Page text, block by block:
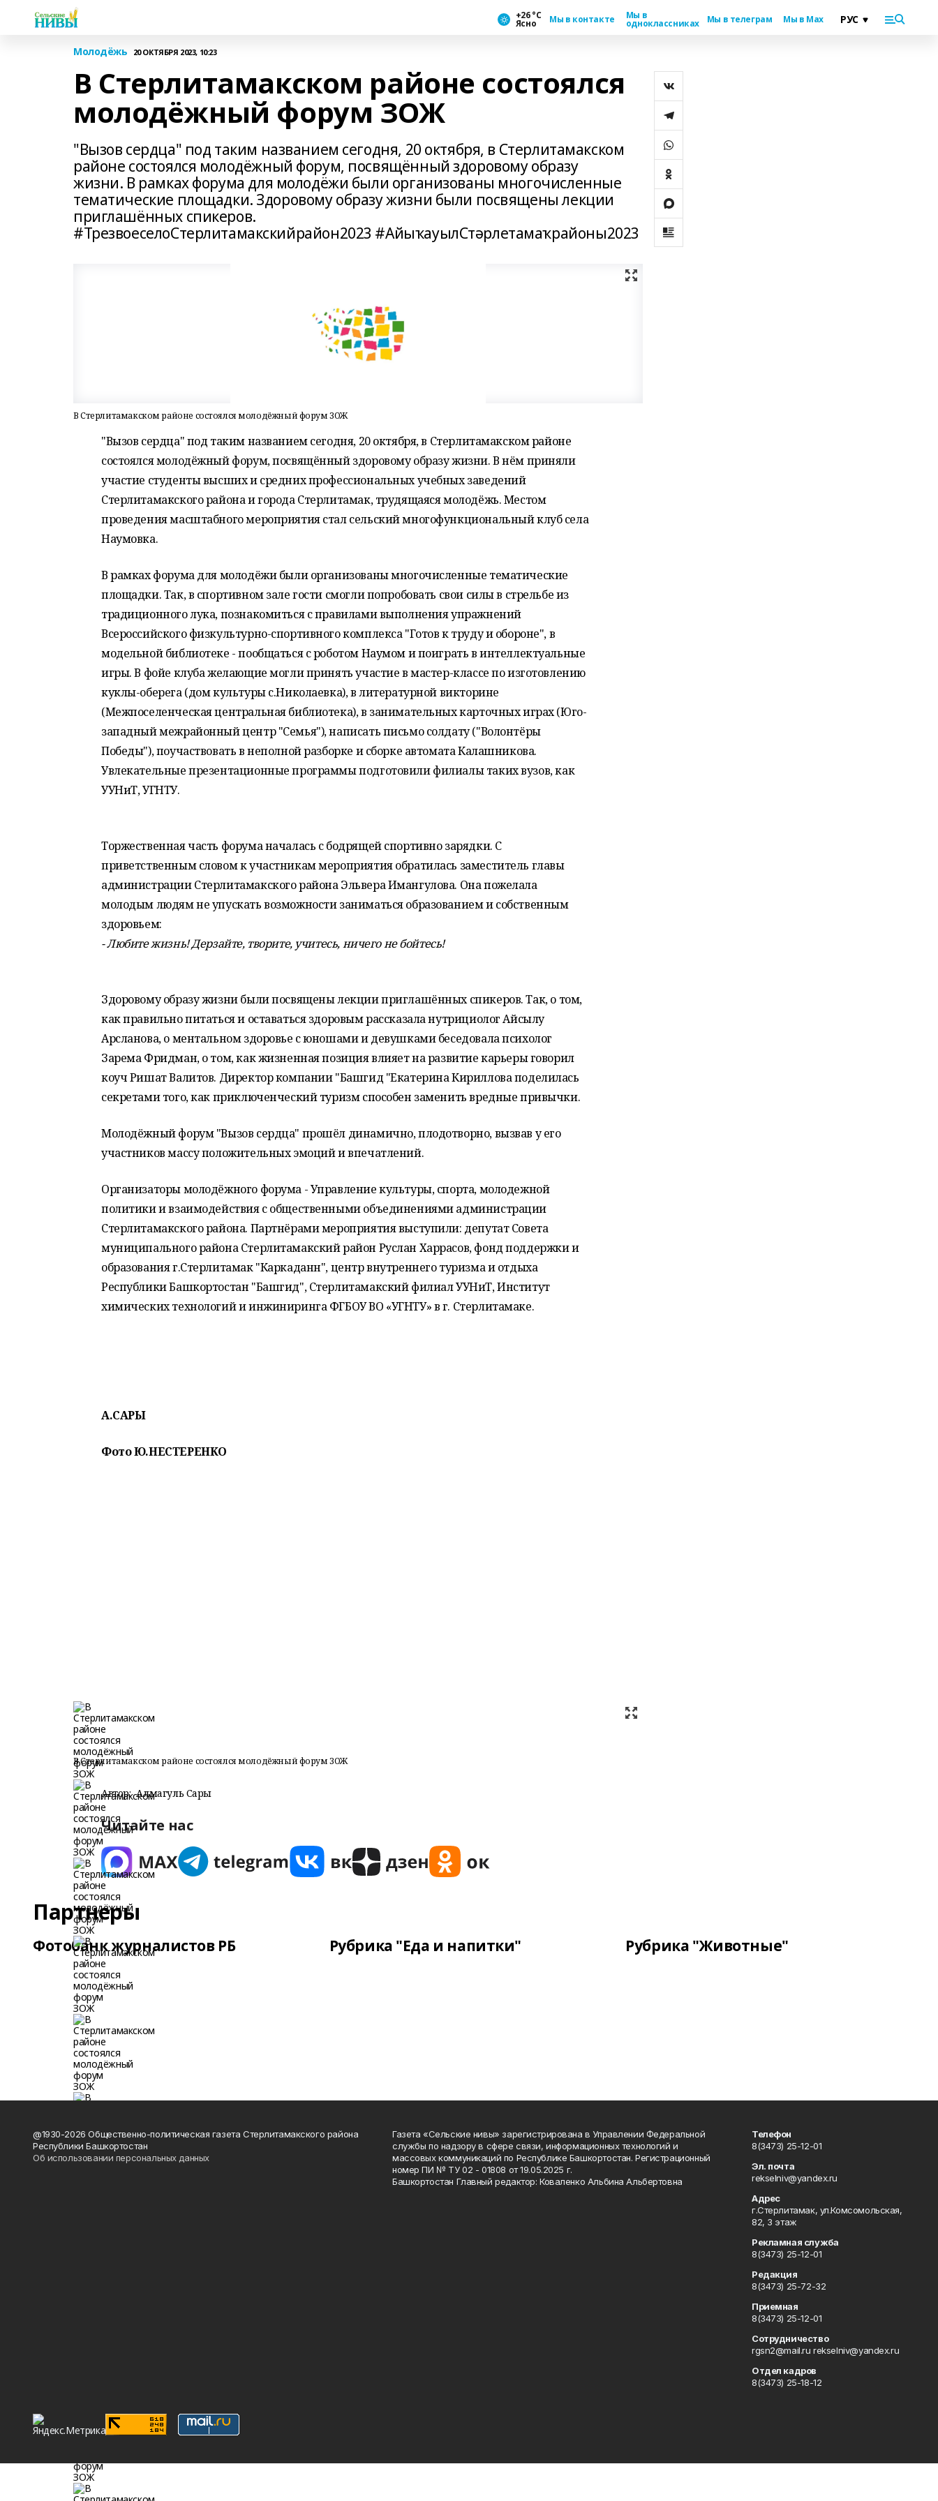
+26 °С
Ясно Мы в контакте Мы в
одноклассниках Мы в телеграм Мы в Max
Молодёжь 20 ОКТЯБРЯ 2023, 10:23
В Стерлитамакском районе состоялся
молодёжный форум ЗОЖ
"Вызов сердца" под таким названием сегодня, 20 октября, в Стерлитамакском
районе состоялся молодёжный форум, посвящённый здоровому образу
жизни. В рамках форума для молодёжи были организованы многочисленные
тематические площадки. Здоровому образу жизни были посвящены лекции
приглашённых спикеров.
#ТрезвоеселоСтерлитамакскийрайон2023 #АйыҡауылСтәрлетамаҡрайоны2023
В Стерлитамакском районе состоялся молодёжный форум ЗОЖ
"Вызов сердца" под таким названием сегодня, 20 октября, в Стерлитамакском районе
состоялся молодёжный форум, посвящённый здоровому образу жизни. В нём приняли
участие студенты высших и средних профессиональных учебных заведений
Стерлитамакского района и города Стерлитамак, трудящаяся молодёжь. Местом
проведения масштабного мероприятия стал сельский многофункциональный клуб села
Наумовка.
В рамках форума для молодёжи были организованы многочисленные тематические
площадки. Так, в спортивном зале гости смогли попробовать свои силы в стрельбе из
традиционного лука, познакомиться с правилами выполнения упражнений
Всероссийского физкультурно-спортивного комплекса "Готов к труду и обороне", в
модельной библиотеке - пообщаться с роботом Наумом и поиграть в интеллектуальные
игры. В фойе клуба желающие могли принять участие в мастер-классе по изготовлению
куклы-оберега (дом культуры с.Николаевка), в литературной викторине
(Межпоселенческая центральная библиотека), в занимательных карточных играх (Юго-
западный межрайонный центр "Семья"), написать письмо солдату ("Волонтёры
Победы"), поучаствовать в неполной разборке и сборке автомата Калашникова.
Увлекательные презентационные программы подготовили филиалы таких вузов, как
УУНиТ, УГНТУ.
Торжественная часть форума началась с бодрящей спортивно зарядки. С
приветственным словом к участникам мероприятия обратилась заместитель главы
администрации Стерлитамакского района Эльвера Имангулова. Она пожелала
молодым людям не упускать возможности заниматься образованием и собственным
здоровьем:
- Любите жизнь! Дерзайте, творите, учитесь, ничего не бойтесь!
Здоровому образу жизни были посвящены лекции приглашённых спикеров. Так, о том,
как правильно питаться и оставаться здоровым рассказала нутрициолог Айсылу
Арсланова, о ментальном здоровье с юношами и девушками беседовала психолог
Зарема Фридман, о том, как жизненная позиция влияет на развитие карьеры говорил
коуч Ришат Валитов. Директор компании "Башгид "Екатерина Кириллова поделилась
секретами того, как приключенческий туризм способен заменить вредные привычки.
Молодёжный форум "Вызов сердца" прошёл динамично, плодотворно, вызвав у его
участников массу положительных эмоций и впечатлений.
Организаторы молодёжного форума - Управление культуры, спорта, молодежной
политики и взаимодействия с общественными объединениями администрации
Стерлитамакского района. Партнёрами мероприятия выступили: депутат Совета
муниципального района Стерлитамакский район Руслан Харрасов, фонд поддержки и
образования г.Стерлитамак "Каркаданн", центр внутреннего туризма и отдыха
Республики Башкортостан "Башгид", Стерлитамакский филиал УУНиТ, Институт
химических технологий и инжиниринга ФГБОУ ВО «УГНТУ» в г. Стерлитамаке.
А.САРЫ
Фото Ю.НЕСТЕРЕНКО
В Стерлитамакском районе состоялся молодёжный форум ЗОЖ
Автор: Алмагуль Сары
Читайте нас
Партнеры
Фотобанк журналистов РБ Рубрика "Еда и напитки" Рубрика "Животные"
@1930-2026 Общественно-политическая газета Стерлитамакского района
Республики Башкортостан
Об использовании персональных данных
Газета «Сельские нивы» зарегистрирована в Управлении Федеральной
службы по надзору в сфере связи, информационных технологий и
массовых коммуникаций по Республике Башкортостан. Регистрационный
номер ПИ № ТУ 02 - 01808 от 19.05.2025 г.
Башкортостан Главный редактор: Коваленко Альбина Альбертовна
Телефон
8(3473) 25-12-01
Эл. почта
rekselniv@yandex.ru
Адрес
г.Стерлитамак, ул.Комсомольская,
82, 3 этаж
Рекламная служба
8(3473) 25-12-01
Редакция
8(3473) 25-72-32
Приемная
8(3473) 25-12-01
Сотрудничество
rgsn2@mail.ru rekselniv@yandex.ru
Отдел кадров
8(3473) 25-18-12